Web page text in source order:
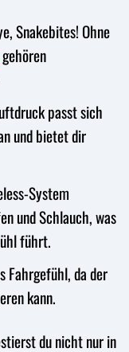
Snakebites! Ohne
passt sich
und bietet dir
System
und Schlauch, was
führt.
Fahrgefühl, da der
kann.
du nicht nur in